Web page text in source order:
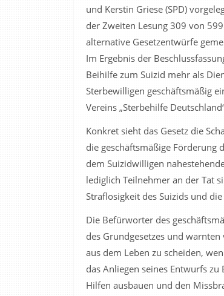
und Kerstin Griese (SPD)
der Zweiten Lesung 309 von
alternative Gesetzentwürfe
Im Ergebnis der
Beihilfe zum Suizid mehr als
Sterbewilligen geschäftsmäßig
Vereins „Sterbehilfe
Konkret sieht das Gesetz die
die geschäftsmäßige Förderung
dem Suizidwilligen
lediglich Teilnehmer an der Tat
Straflosigkeit des Suizids und
Die Befürworter des
des Grundgesetzes und
aus dem Leben zu scheiden,
das Anliegen seines Entwurfs
Hilfen ausbauen und den